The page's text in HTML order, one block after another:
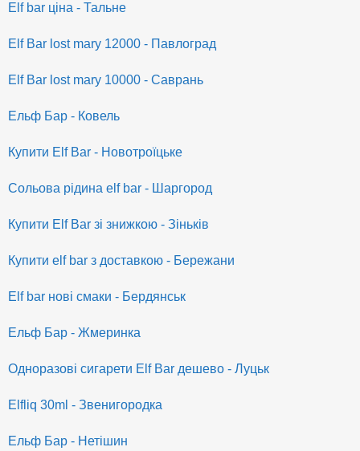
Elf bar ціна - Тальне
Elf Bar lost mary 12000 - Павлоград
Elf Bar lost mary 10000 - Саврань
Ельф Бар - Ковель
Купити Elf Bar - Новотроїцьке
Сольова рідина elf bar - Шаргород
Купити Elf Bar зі знижкою - Зіньків
Купити elf bar з доставкою - Бережани
Elf bar нові смаки - Бердянськ
Ельф Бар - Жмеринка
Одноразові сигарети Elf Bar дешево - Луцьк
Elfliq 30ml - Звенигородка
Ельф Бар - Нетішин